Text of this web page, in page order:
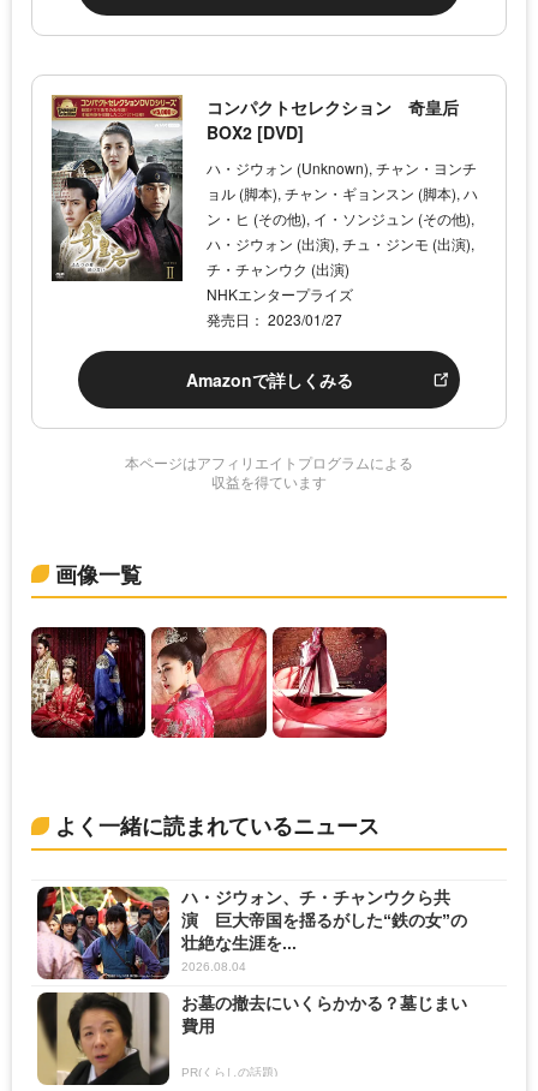
コンパクトセレクション 奇皇后
BOX2 [DVD]
ハ・ジウォン (Unknown), チャン・ヨンチ
ョル (脚本), チャン・ギョンスン (脚本), ハ
ン・ヒ (その他), イ・ソンジュン (その他),
ハ・ジウォン (出演), チュ・ジンモ (出演),
チ・チャンウク (出演)
NHKエンタープライズ
発売日： 2023/01/27
Amazonで詳しくみる
本ページはアフィリエイトプログラムによる
収益を得ています
画像一覧
よく一緒に読まれているニュース
ハ・ジウォン、チ・チャンウクら共
演 巨大帝国を揺るがした“鉄の女”の
壮絶な生涯を...
2026.08.04
お墓の撤去にいくらかかる？墓じまい
費用
PR(くらしの話題)